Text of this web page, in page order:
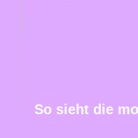
So sieht die